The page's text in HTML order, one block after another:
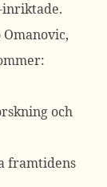
inriktade.
och
framtidens